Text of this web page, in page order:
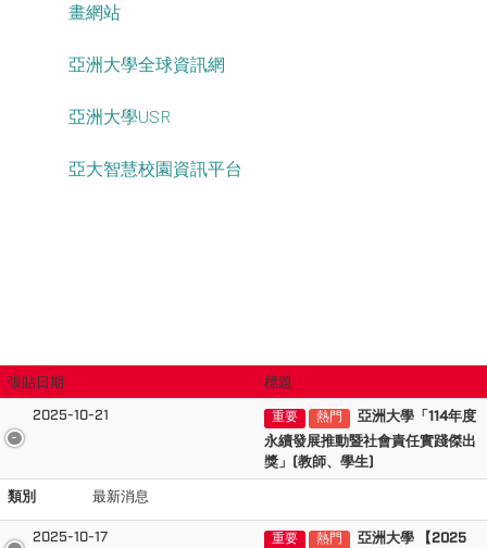
畫網站
亞洲大學全球資訊網
亞洲大學USR
亞大智慧校園資訊平台
張貼日期
標題
2025-10-21
重要 熱門
亞洲大學「114年度
永續發展推動暨社會責任實踐傑出
獎」(教師、學生)
類別
最新消息
2025-10-17 重要 熱門
亞洲大學 【2025